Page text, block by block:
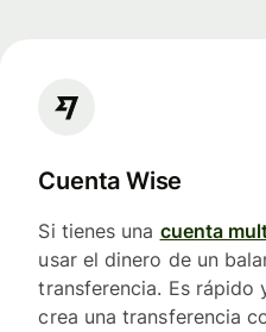
Cuenta Wise
Si tienes una cuenta
usar el dinero de un
transferencia. Es rápido
crea una transferencia